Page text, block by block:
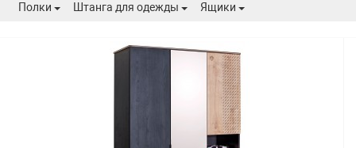
Полки Штанга для одежды Ящики